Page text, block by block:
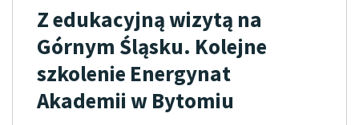
Z edukacyjną wizytą na
Górnym Śląsku. Kolejne
szkolenie Energynat
Akademii w Bytomiu